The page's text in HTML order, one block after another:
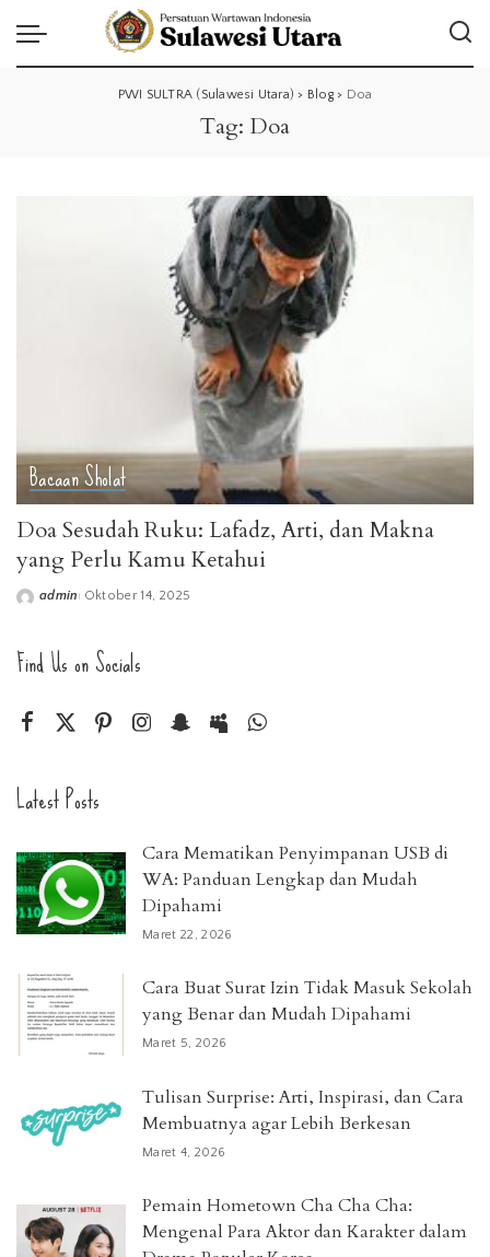
PWI SULTRA (Sulawesi Utara) > Blog> Doa
Tag: Doa
Bacaan Sholat
Doa Sesudah Ruku: Lafadz, Arti, dan Makna
yang Perlu Kamu Ketahui
Posted
admin Oktober 14, 2025
Find Us on Socials
Latest Posts
Cara Mematikan Penyimpanan USB di
WA: Panduan Lengkap dan Mudah
Dipahami
Maret 22, 2026
Cara Buat Surat Izin Tidak Masuk Sekolah
yang Benar dan Mudah Dipahami
Maret 5, 2026
Tulisan Surprise: Arti, Inspirasi, dan Cara
Membuatnya agar Lebih Berkesan
Maret 4, 2026
Pemain Hometown Cha Cha Cha:
Mengenal Para Aktor dan Karakter dalam